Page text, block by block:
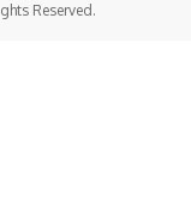
Reserved.